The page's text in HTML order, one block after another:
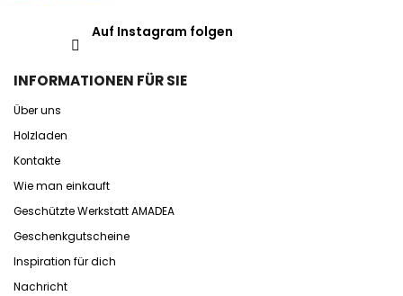
Auf Instagram folgen
INFORMATIONEN FÜR SIE
Über uns
Holzladen
Kontakte
Wie man einkauft
Geschützte Werkstatt AMADEA
Geschenkgutscheine
Inspiration für dich
Nachricht